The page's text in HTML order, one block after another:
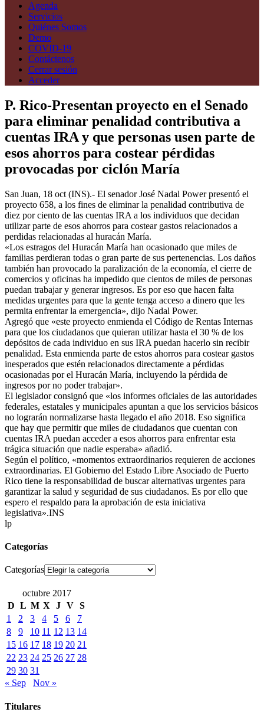
Agenda
Servicios
Quiénes Somos
Demo
COVID-19
Contáctenos
Cerrar sesión
Acceder
P. Rico-Presentan proyecto en el Senado
para eliminar penalidad contributiva a
cuentas IRA y que personas usen parte de
esos ahorros para costear pérdidas
provocadas por ciclón María
San Juan, 18 oct (INS).- El senador José Nadal Power presentó el
proyecto 658, a los fines de eliminar la penalidad contributiva de
diez por ciento de las cuentas IRA a los individuos que decidan
utilizar parte de esos ahorros para costear gastos relacionados a
perdidas relacionadas al huracán María.
«Los estragos del Huracán María han ocasionado que miles de
familias perdieran todas o gran parte de sus pertenencias. Los daños
también han provocado la paralización de la economía, el cierre de
comercios y oficinas ha impedido que cientos de miles de personas
puedan trabajar y generar ingresos. Es por eso que hacen falta
medidas urgentes para que la gente tenga acceso a dinero que les
permita enfrentar la emergencia», dijo Nadal Power.
Agregó que «este proyecto enmienda el Código de Rentas Internas
para que los ciudadanos que quieran utilizar hasta el 30 % de los
depósitos de cada individuo en sus IRA puedan hacerlo sin recibir
penalidad. Esta enmienda parte de estos ahorros para costear gastos
inesperados que estén relacionados directamente a pérdidas
ocasionadas por el Huracán María, incluyendo la pérdida de
ingresos por no poder trabajar».
El legislador consignó que «los informes oficiales de las autoridades
federales, estatales y municipales apuntan a que los servicios básicos
no lograrán normalizarse hasta llegado el año 2018. Eso significa
que hay que permitir que miles de ciudadanos que cuentan con
cuentas IRA puedan acceder a esos ahorros para enfrentar esta
trágica situación que nadie esperaba» añadió.
Según el político, «momentos extraordinarios requieren de acciones
extraordinarias. El Gobierno del Estado Libre Asociado de Puerto
Rico tiene la responsabilidad de buscar alternativas urgentes para
garantizar la salud y seguridad de sus ciudadanos. Es por ello que
espero el respaldo para la aprobación de esta iniciativa
legislativa».INS
lp
Categorías
Categorías
octubre 2017
D L M X J V S
1
2 3 4 5 6
7
8
9 10 11 12 13 14
15 16 17 18 19 20 21
22 23 24 25 26 27 28
29 30 31
« Sep
Nov »
Titulares